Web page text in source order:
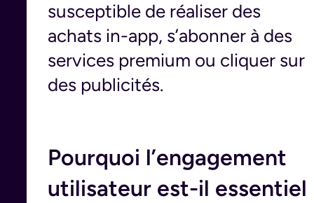
susceptible de réaliser des
achats in-app, s’abonner à des
services premium ou cliquer sur
des publicités.
Pourquoi l’engagement
utilisateur est-il essentiel